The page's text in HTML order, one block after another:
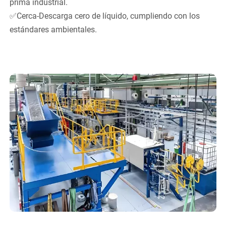
prima industrial.
✅Cerca-Descarga cero de líquido, cumpliendo con los
estándares ambientales.